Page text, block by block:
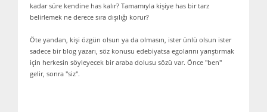
kadar süre kendine has kalır? Tamamıyla kişiye has bir tarz
belirlemek ne derece sıra dışılığı korur?
Öte yandan, kişi özgün olsun ya da olmasın, ister ünlü olsun ister
sadece bir blog yazarı, söz konusu edebiyatsa egolarını yarıştırmak
için herkesin söyleyecek bir araba dolusu sözü var. Önce "ben"
gelir, sonra "siz".